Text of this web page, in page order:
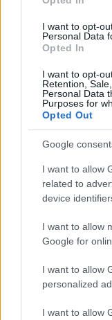
I want to opt-
Personal Data
Opted In
I want to opt-
Retention,
Personal Data
Purposes for
Opted Out
Google
I want to allow
related to
device
I want to allow
Google for
I want to allow
personalized
I want to allow
Argentínából
Tiago Peñalba